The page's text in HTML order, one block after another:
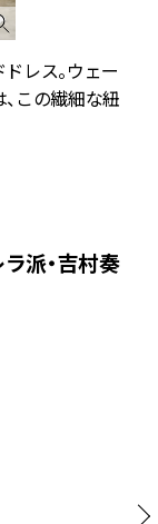
レス。ウェー
この繊細な紐
派・吉村奏